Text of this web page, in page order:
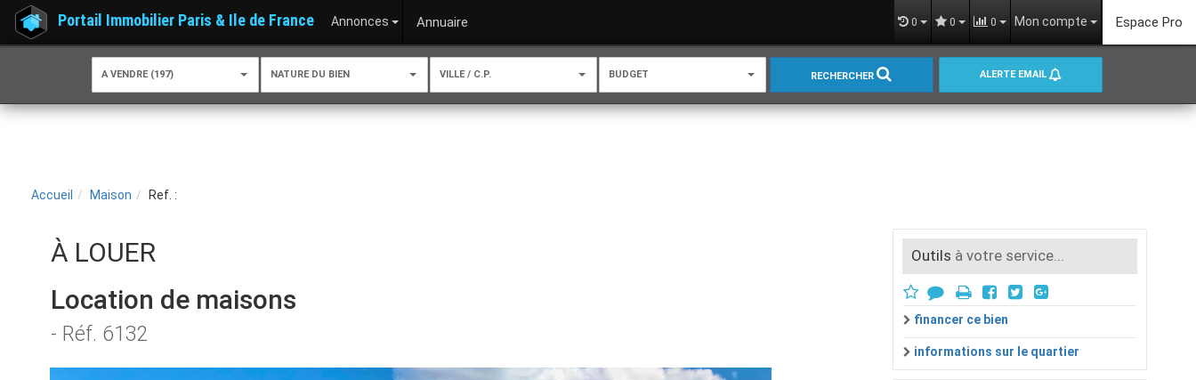
Portail Immobilier Paris & Ile de France Annonces Annuaire 0 0 0 Mon compte Espace Pro
A VENDRE (197) NATURE DU BIEN VILLE / C.P. BUDGET RECHERCHER ALERTE EMAIL
Accueil Maison Ref. :
À LOUER
Location de maisons
- Réf. 6132
Outils à votre service...
financer ce bien
informations sur le quartier